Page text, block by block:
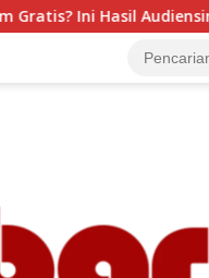
DJP Jawa Timur